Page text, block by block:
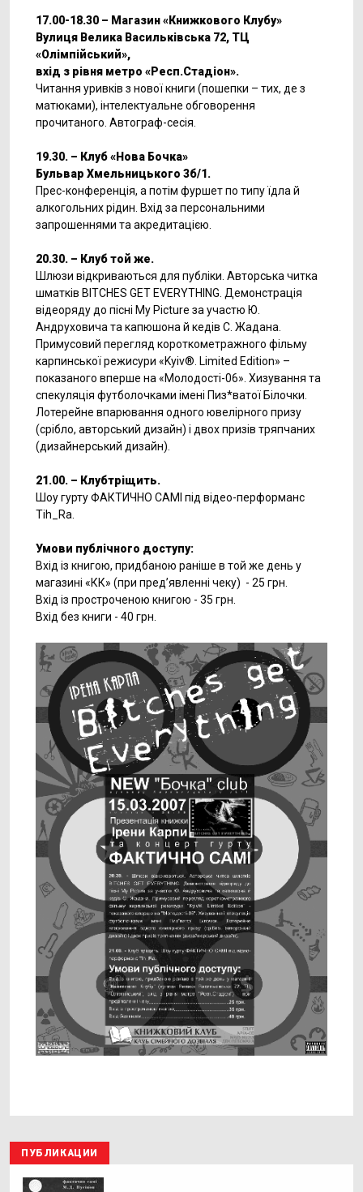
17.00-18.30 – Магазин«Книжкового Клубу»
Вулиця Велика Васильківська 72, ТЦ
«Олімпійський»,
вхід з рівня метро «Респ.Стадіон».
Читання уривків з нової книги (пошепки – тих, де з
матюками), інтелектуальне обговорення
прочитаного. Автограф-сесія.
19.30. – Клуб«Нова Бочка»
Бульвар Хмельницького 3б/1.
Прес-конференція, а потім фуршет по типу їдла й
алкогольних рідин. Вхід за персональними
запрошеннями та акредитацією.
20.30. – Клуб той же.
Шлюзи відкриваються для публіки. Авторська читка
шматків BITCHES GET EVERYTHING. Демонстрація
відеоряду до пісні My Picture за участю Ю.
Андруховича та капюшона й кедів С. Жадана.
Примусовий перегляд короткометражного фільму
карпинської режисури «Kyiv®. Limited Edition» –
показаного вперше на «Молодості-06». Хизування та
спекуляція футболочками імені Пиз*ватої Білочки.
Лотерейне впарювання одного ювелірного призу
(срібло, авторський дизайн) і двох призів тряпчаних
(дизайнерський дизайн).
21.00. – Клубтріщить.
Шоу гурту ФАКТИЧНО САМІ під відео-перформанс
Tih_Ra.
Умови публічного доступу:
Вхід із книгою, придбаною раніше в той же день у
магазині «КК» (при пред’явленні чеку) - 25 грн.
Вхід із простроченою книгою - 35 грн.
Вхід без книги - 40 грн.
ПУБЛИКАЦИИ